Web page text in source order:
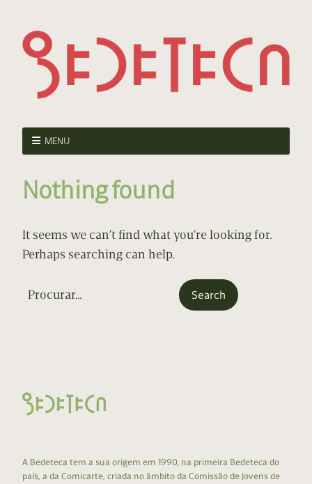
MENU
Nothing found
It seems we can’t find what you’re looking for.
Perhaps searching can help.
A Bedeteca tem a sua origem em 1990, na primeira Bedeteca do
país, a da Comicarte, criada no âmbito da Comissão de Jovens de